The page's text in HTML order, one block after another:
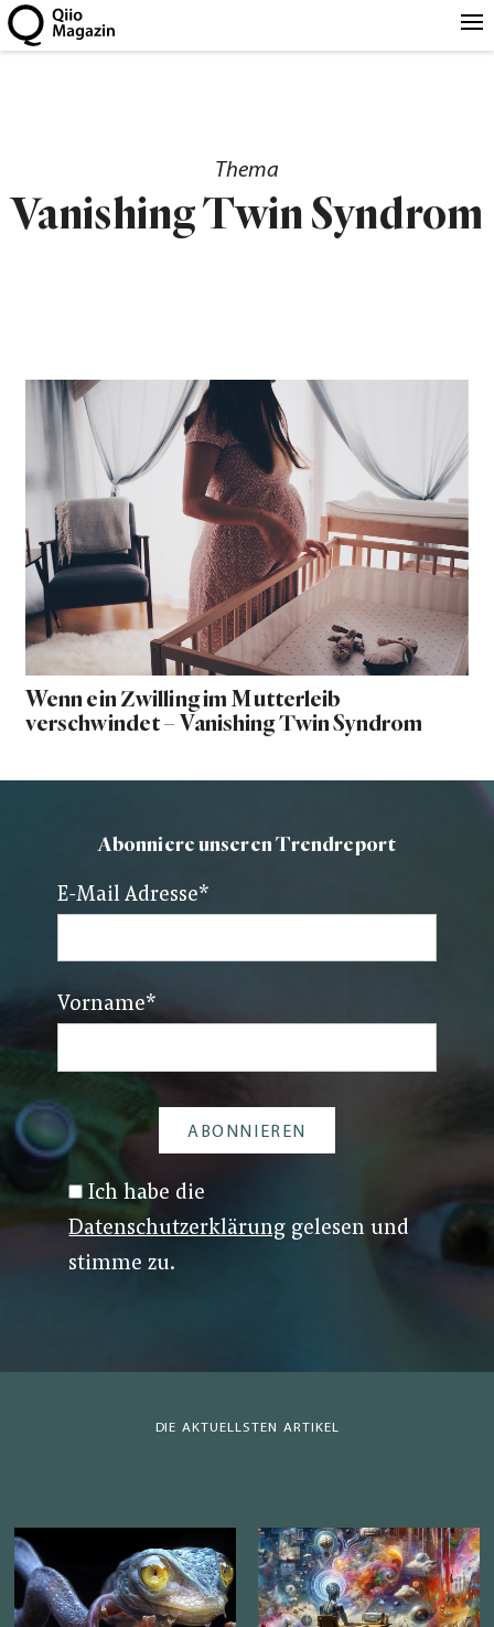
Thema
Vanishing Twin Syndrom
Wenn ein Zwilling im Mutterleib
verschwindet – Vanishing Twin Syndrom
Abonniere unseren Trendreport
E-Mail Adresse*
Vorname*
Ich habe die
Datenschutzerklärung gelesen und
stimme zu.
DIE AKTUELLSTEN ARTIKEL